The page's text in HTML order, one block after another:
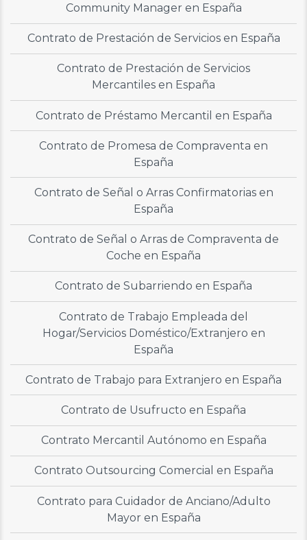
Community Manager en España
Contrato de Prestación de Servicios en España
Contrato de Prestación de Servicios
Mercantiles en España
Contrato de Préstamo Mercantil en España
Contrato de Promesa de Compraventa en
España
Contrato de Señal o Arras Confirmatorias en
España
Contrato de Señal o Arras de Compraventa de
Coche en España
Contrato de Subarriendo en España
Contrato de Trabajo Empleada del
Hogar/Servicios Doméstico/Extranjero en
España
Contrato de Trabajo para Extranjero en España
Contrato de Usufructo en España
Contrato Mercantil Autónomo en España
Contrato Outsourcing Comercial en España
Contrato para Cuidador de Anciano/Adulto
Mayor en España